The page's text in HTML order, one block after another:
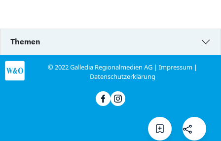
Themen
© 2022 Galledia Regionalmedien AG |Impressum |
Datenschutzerklärung